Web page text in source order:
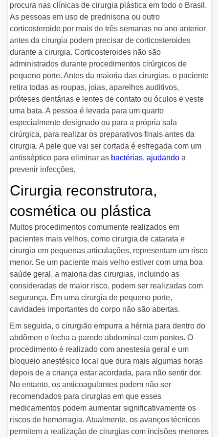
procura nas clínicas de cirurgia plástica em todo o Brasil.
As pessoas em uso de prednisona ou outro
corticosteroide por mais de três semanas no ano anterior
antes da cirurgia podem precisar de corticosteroides
durante a cirurgia. Corticosteroides não são
administrados durante procedimentos cirúrgicos de
pequeno porte. Antes da maioria das cirurgias, o paciente
retira todas as roupas, joias, aparelhos auditivos,
próteses dentárias e lentes de contato ou óculos e veste
uma bata. A pessoa é levada para um quarto
especialmente designado ou para a própria sala
cirúrgica, para realizar os preparativos finais antes da
cirurgia. A pele que vai ser cortada é esfregada com um
antisséptico para eliminar as bactérias, ajudando a
prevenir infecções.
Cirurgia reconstrutora,
cosmética ou plástica
Muitos procedimentos comumente realizados em
pacientes mais velhos, como cirurgia de catarata e
cirurgia em pequenas articulações, representam um risco
menor. Se um paciente mais velho estiver com uma boa
saúde geral, a maioria das cirurgias, incluindo as
consideradas de maior risco, podem ser realizadas com
segurança. Em uma cirurgia de pequeno porte,
cavidades importantes do corpo não são abertas.
Em seguida, o cirurgião empurra a hérnia para dentro do
abdômen e fecha a parede abdominal com pontos. O
procedimento é realizado com anestesia geral e um
bloqueio anestésico local que dura mais algumas horas
depois de a criança estar acordada, para não sentir dor.
No entanto, os anticoagulantes podem não ser
recomendados para cirurgias em que esses
medicamentos podem aumentar significativamente os
riscos de hemorragia. Atualmente, os avanços técnicos
permitem a realização de cirurgias com incisões menores